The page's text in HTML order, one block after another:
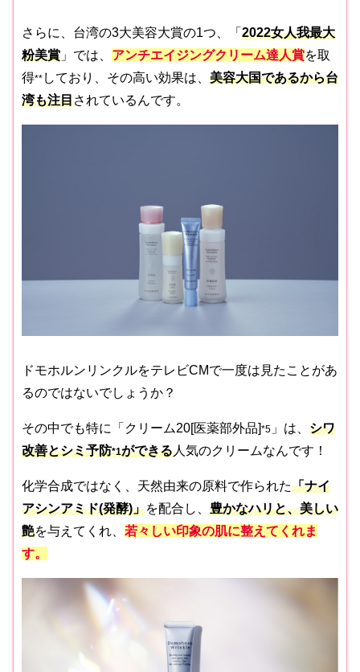
さらに、台湾の3大美容大賞の1つ、「 2022女人我最大
粉美賞 」では、 アンチエイジングクリーム達人賞を取
得** しており、その高い効果は、 美容大国であるから台
湾も注目されているんです。
ドモホルンリンクルをテレビCMで一度は見たことがあ
るのではないでしょうか？
その中でも特に「クリーム20[医薬部外品]*5 」は、 シワ
改善とシミ予防*1ができる人気のクリームなんです！
化学合成ではなく、天然由来の原料で作られた「ナイ
アシンアミド(発酵)」を配合し、 豊かなハリと、美しい
艶を与えてくれ、 若々しい印象の肌に整えてくれま
す。